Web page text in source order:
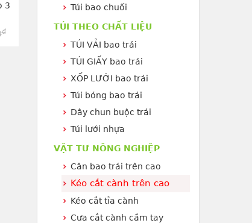
3
đ
Túi bao chuối
TÚI THEO CHẤT LIỆU
TÚI VẢI bao trái
TÚI GIẤY bao trái
XỐP LƯỚI bao trái
Túi bóng bao trái
Dây chun buộc trái
Túi lưới nhựa
VẬT TƯ NÔNG NGHIỆP
Cân bao trái trên cao
Kéo cắt cành trên cao
Kéo cắt tỉa cành
Cưa cắt cành cầm tay